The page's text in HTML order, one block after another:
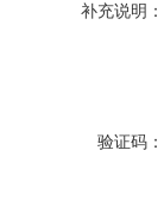
补充说明：
验证码：